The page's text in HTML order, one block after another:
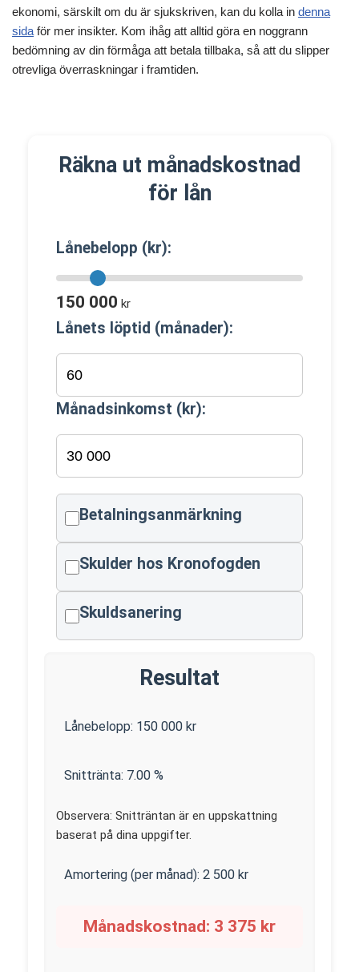
ekonomi, särskilt om du är sjukskriven, kan du kolla in denna
sida för mer insikter. Kom ihåg att alltid göra en noggrann
bedömning av din förmåga att betala tillbaka, så att du slipper
otrevliga överraskningar i framtiden.
Räkna ut månadskostnad
för lån
Lånebelopp (kr):
150 000 kr
Lånets löptid (månader):
Månadsinkomst (kr):
Betalningsanmärkning
Skulder hos Kronofogden
Skuldsanering
Resultat
Lånebelopp: 150 000 kr
Snittränta: 7.00 %
Observera: Snitträntan är en uppskattning
baserat på dina uppgifter.
Amortering (per månad): 2 500 kr
Månadskostnad: 3 375 kr